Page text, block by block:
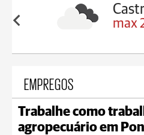
19°C max
EMPREGOS
Trabalhe como
agropecuário em